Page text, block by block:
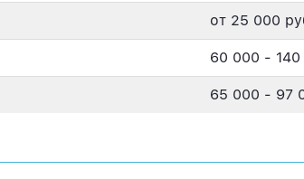
от 25 000
60 000 -
65 000 - 97